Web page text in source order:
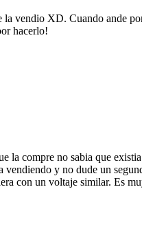
vendio XD. Cuando ande
hacerlo!
la compre no sabia que
y no dude un
con un voltaje similar. Es